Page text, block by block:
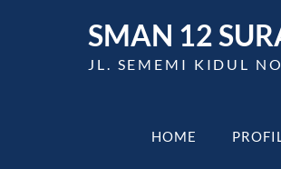
SMAN 12
JL. SEMEMI KIDUL
HOME